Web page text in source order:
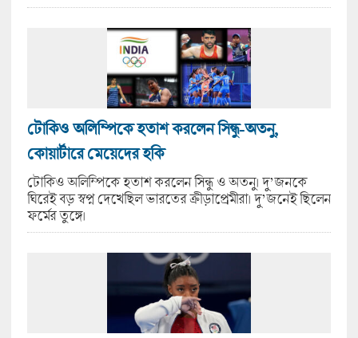
টোকিও অলিম্পিকে হতাশ করলেন সিন্ধু-অতনু,
কোয়ার্টারে মেয়েদের হকি
টোকিও অলিম্পিকে হতাশ করলেন সিন্ধু ও অতনু। দু’জনকে
ঘিরেই বড় স্বপ্ন দেখেছিল ভারতের ক্রীড়াপ্রেমীরা। দু’জনেই ছিলেন
ফর্মের তুঙ্গে।